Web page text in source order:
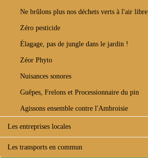
Ne brûlons plus nos déchets verts à l'air libre
Zéro pesticide
Élagage, pas de jungle dans le jardin !
Zéor Phyto
Nuisances sonores
Guêpes, Frelons et Processionnaire du pin
Agissons ensemble contre l'Ambroisie
Les entreprises locales
Les transports en commun